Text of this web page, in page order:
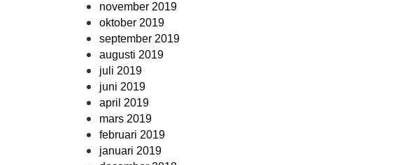
november 2019
oktober 2019
september 2019
augusti 2019
juli 2019
juni 2019
april 2019
mars 2019
februari 2019
januari 2019